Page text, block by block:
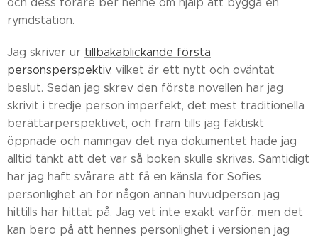
rymdstation.
Jag skriver ur tillbakablickande första
personsperspektiv, vilket är ett nytt och oväntat
beslut. Sedan jag skrev den första novellen har jag
skrivit i tredje person imperfekt, det mest traditionella
berättarperspektivet, och fram tills jag faktiskt
öppnade och namngav det nya dokumentet hade jag
alltid tänkt att det var så boken skulle skrivas. Samtidigt
har jag haft svårare att få en känsla för Sofies
personlighet än för någon annan huvudperson jag
hittills har hittat på. Jag vet inte exakt varför, men det
kan bero på att hennes personlighet i versionen jag